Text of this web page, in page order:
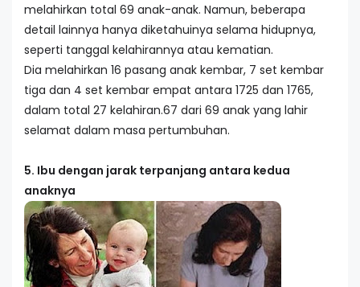
melahirkan total 69 anak-anak. Namun, beberapa
detail lainnya hanya diketahuinya selama hidupnya,
seperti tanggal kelahirannya atau kematian.
Dia melahirkan 16 pasang anak kembar, 7 set kembar
tiga dan 4 set kembar empat antara 1725 dan 1765,
dalam total 27 kelahiran.67 dari 69 anak yang lahir
selamat dalam masa pertumbuhan.
5. Ibu dengan jarak terpanjang antara kedua
anaknya